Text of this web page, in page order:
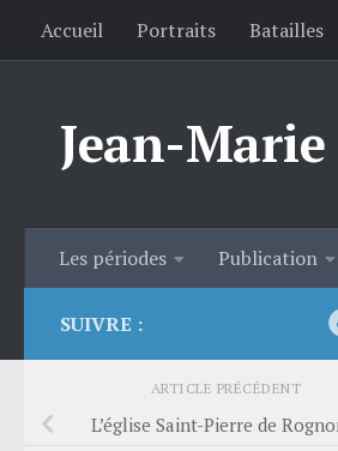
Skip to content
Accueil Portraits Batailles
Jean-
Les périodes Publication
SUIVRE :
ARTICLE PRÉCÉDENT
L’église Saint-Pierre de